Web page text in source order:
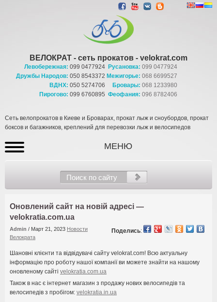
ВЕЛОКРАТ - сеть прокатов - velokrat.com
Левобережная: 099 0477924
Дружбы Народов: 050 8543372
ВДНХ: 050 5274706
Пирогово: 099 6760895
Русановка: 099 0477924
Межигорье: 068 6699527
Бровары: 068 1233980
Феофания: 096 8782406
Сеть велопрокатов в Киеве и Броварах, прокат лыж и сноубордов, прокат
боксов и багажников, креплений для перевозки лыж и велосипедов
МЕНЮ
Оновлений сайт на новій адресі —
velokratia.com.ua
Поделись:
Admin / Март 21, 2023 Новости
Велократа
Шановні клієнти та відвідувачі сайту velokrat.com! Всю актуальну
інформацію про роботу нашої компанії ви можете знайти на нашому
оновленому сайті velokratia.com.ua
Також в нас є інтернет магазин з продажу нових велосипедів та
велосипедів з пробігом: velokratia.in.ua